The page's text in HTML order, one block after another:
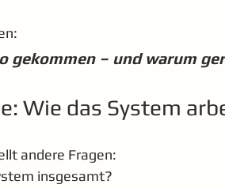
gekommen – und warum
Wie das System
andere Fragen:
insgesamt?